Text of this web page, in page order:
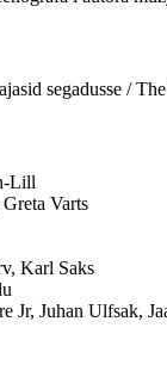
segadusse /
Lill
Varts
Karl Saks
Jr, Juhan Ulfsak,